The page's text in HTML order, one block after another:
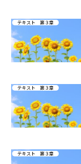
テキスト 第３章
テキスト 第３章
テキスト 第３章